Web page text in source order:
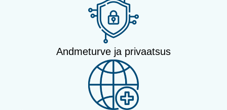
Andmeturve ja privaatsus